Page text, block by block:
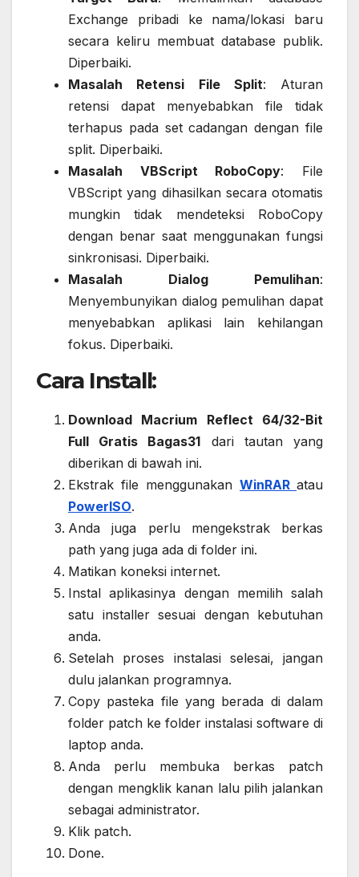
Exchange pribadi ke nama/lokasi baru
secara keliru membuat database publik.
Diperbaiki.
Masalah Retensi File Split: Aturan
retensi dapat menyebabkan file tidak
terhapus pada set cadangan dengan file
split. Diperbaiki.
Masalah VBScript RoboCopy: File
VBScript yang dihasilkan secara otomatis
mungkin tidak mendeteksi RoboCopy
dengan benar saat menggunakan fungsi
sinkronisasi. Diperbaiki.
Masalah Dialog Pemulihan:
Menyembunyikan dialog pemulihan dapat
menyebabkan aplikasi lain kehilangan
fokus. Diperbaiki.
Cara Install:
Download Macrium Reflect 64/32-Bit
Full Gratis Bagas31 dari tautan yang
diberikan di bawah ini.
Ekstrak file menggunakan WinRAR atau
PowerISO.
Anda juga perlu mengekstrak berkas
path yang juga ada di folder ini.
Matikan koneksi internet.
Instal aplikasinya dengan memilih salah
satu installer sesuai dengan kebutuhan
anda.
Setelah proses instalasi selesai, jangan
dulu jalankan programnya.
Copy pasteka file yang berada di dalam
folder patch ke folder instalasi software di
laptop anda.
Anda perlu membuka berkas patch
dengan mengklik kanan lalu pilih jalankan
sebagai administrator.
Klik patch.
Done.